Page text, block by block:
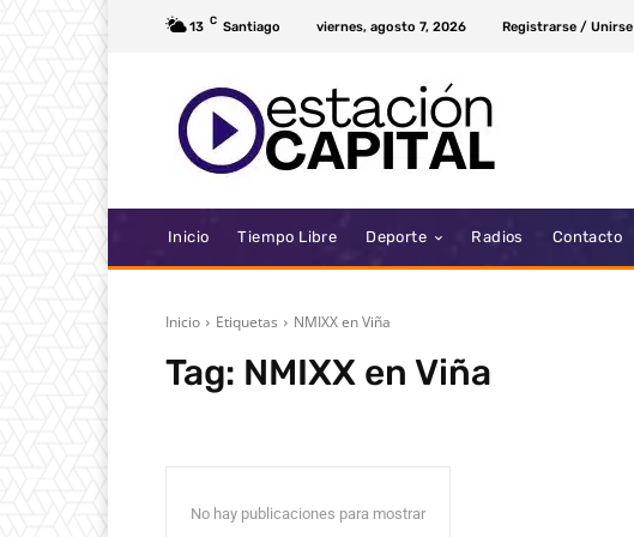
13 C Santiago viernes, agosto 7, 2026 Registrarse / Unirse
Inicio Tiempo Libre Deporte Radios Contacto
Inicio Etiquetas NMIXX en Viña
Tag: NMIXX en Viña
No hay publicaciones para mostrar